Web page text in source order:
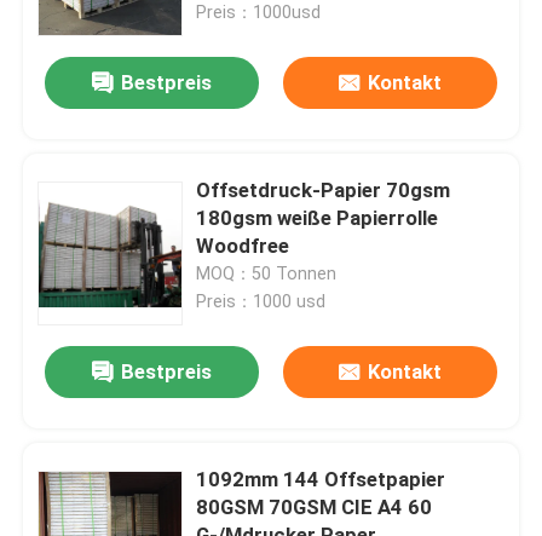
Hinterlass eine Nachricht
NCR-Papier
A4 Kopierpapier
Pergamin-Papier
Thermopapiertrennsäge
Papierumwandlungsmaschine
Preis：1000usd
Bestpreis Kontakt
Offsetdruck-Papier 70gsm
180gsm weiße Papierrolle
Woodfree
MOQ：50 Tonnen
Preis：1000 usd
Bestpreis Kontakt
1092mm 144 Offsetpapier
80GSM 70GSM CIE A4 60